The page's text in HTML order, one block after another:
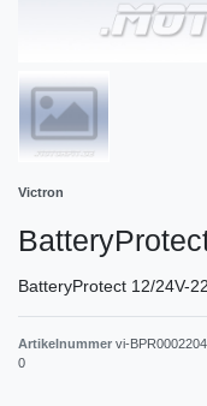
Victron
BatteryProtect 12/24V-
Artikelnummer vi-
0